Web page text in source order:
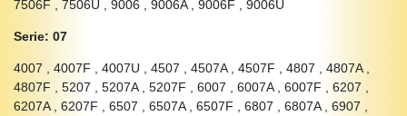
7506F , 7506U , 9006 , 9006A , 9006F , 9006U
Serie: 07
4007 , 4007F , 4007U , 4507 , 4507A , 4507F , 4807 , 4807A ,
4807F , 5207 , 5207A , 5207F , 6007 , 6007A , 6007F , 6207 ,
6207A , 6207F , 6507 , 6507A , 6507F , 6807 , 6807A , 6907 ,